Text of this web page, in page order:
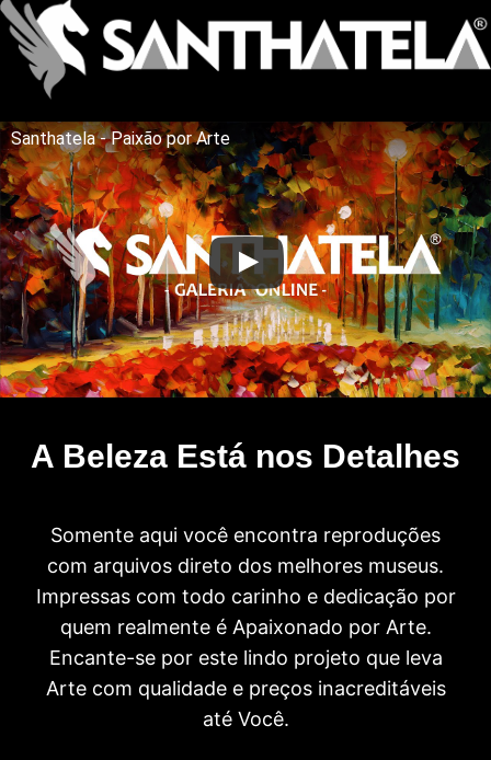
Santhatela - Paixão por Arte
A Beleza Está nos Detalhes
Somente aqui você encontra reproduções
com arquivos direto dos melhores museus.
Impressas com todo carinho e dedicação por
quem realmente é Apaixonado por Arte.
Encante-se por este lindo projeto que leva
Arte com qualidade e preços inacreditáveis
até Você.